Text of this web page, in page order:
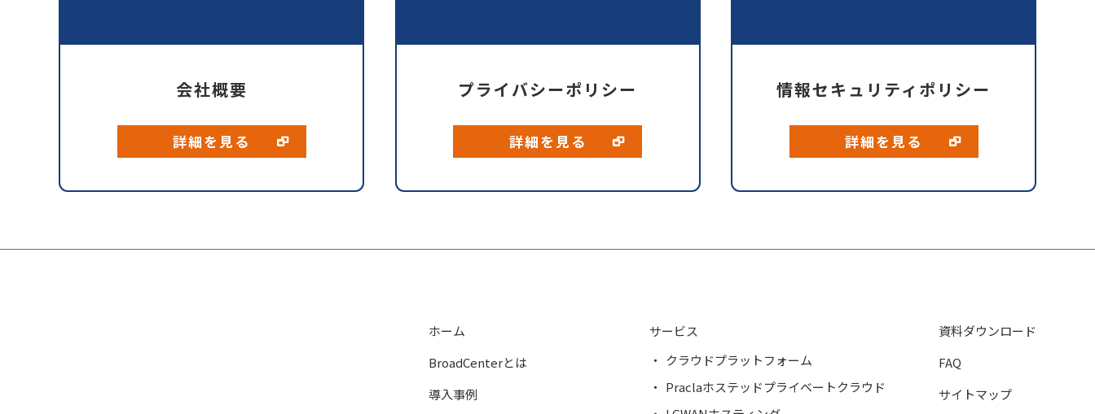
会社概要
詳細を見る
プライバシーポリシー
詳細を見る
情報セキュリティポリシー
詳細を見る
ホーム
BroadCenterとは
導入事例
サービス
クラウドプラットフォーム
Praclaホステッドプライベートクラウド
資料ダウンロード
FAQ
サイトマップ